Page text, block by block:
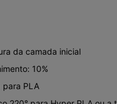
da camada inicial
10%
para PLA